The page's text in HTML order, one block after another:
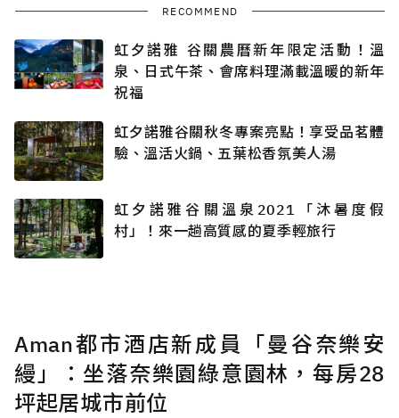
RECOMMEND
虹夕諾雅 谷關農曆新年限定活動！溫
泉、日式午茶、會席料理滿載溫暖的新年
祝福
虹夕諾雅谷關秋冬專案亮點！享受品茗體
驗、溫活火鍋、五葉松香氛美人湯
虹夕諾雅谷關溫泉2021「沐暑度假
村」！來一趟高質感的夏季輕旅行
Aman都市酒店新成員「曼谷奈樂安
縵」：坐落奈樂園綠意園林，每房28
坪起居城市前位